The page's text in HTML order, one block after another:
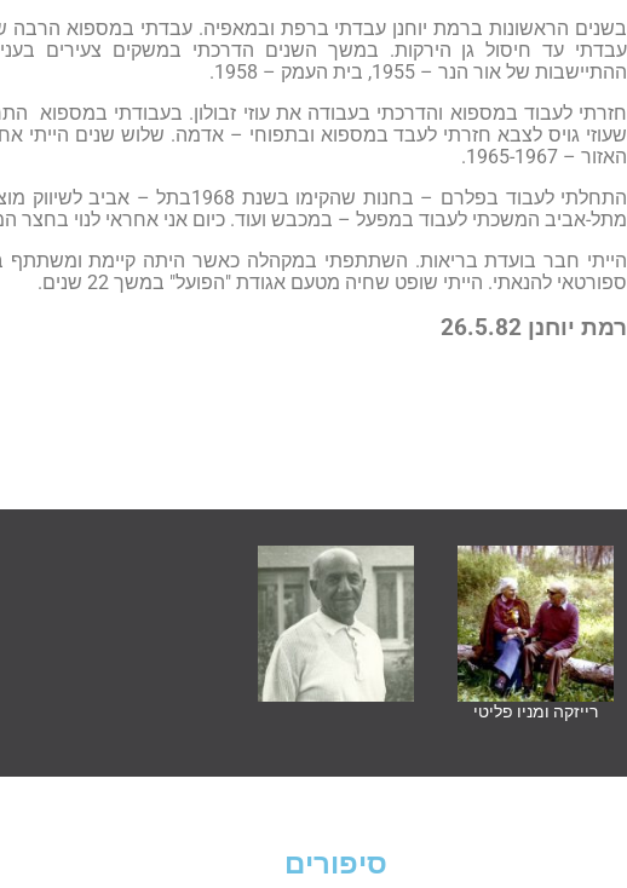
בשנים הראשונות ברמת יוחנן עבדתי ברפת ובמאפיה. עבדתי במספוא הרבה
ההתיישבות של אור הנר – 1955, בית העמק – 1958.
חזרתי לעבוד במספוא והדרכתי בעבודה את עוזי זבולון. בעבודתי במספוא
שעוזי גויס לצבא חזרתי לעבד במספוא ובתפוחי – אדמה. שלוש שנים הייתי
האזור – 1965-1967.
מתל-אביב המשכתי לעבוד במפעל – במכבש ועוד. כיום אני אחראי לנוי בחצר
הייתי חבר בועדת בריאות. השתתפתי במקהלה כאשר היתה קיימת ומשתתף
ספורטאי להנאתי. הייתי שופט שחיה מטעם אגודת "הפועל" במשך 22 שנים.
רמת יוחנן 26.5.82
רייזקה ומניו פליטי
סיפורים